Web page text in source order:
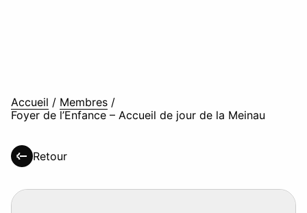
Accueil / Membres /
Foyer de l’Enfance – Accueil de jour de la Meinau
Retour